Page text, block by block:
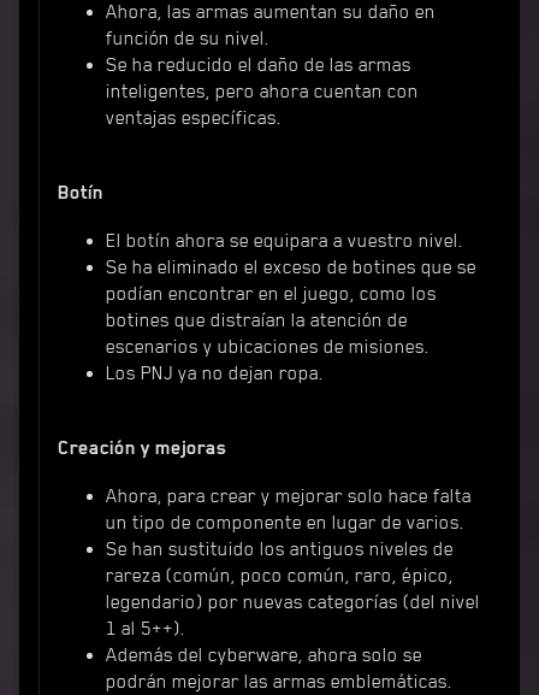
Ahora, las armas aumentan su daño en
función de su nivel.
Se ha reducido el daño de las armas
inteligentes, pero ahora cuentan con
ventajas específicas.
Botín
El botín ahora se equipara a vuestro nivel.
Se ha eliminado el exceso de botines que se
podían encontrar en el juego, como los
botines que distraían la atención de
escenarios y ubicaciones de misiones.
Los PNJ ya no dejan ropa.
Creación y mejoras
Ahora, para crear y mejorar solo hace falta
un tipo de componente en lugar de varios.
Se han sustituido los antiguos niveles de
rareza (común, poco común, raro, épico,
legendario) por nuevas categorías (del nivel
1 al 5++).
Además del cyberware, ahora solo se
podrán mejorar las armas emblemáticas.